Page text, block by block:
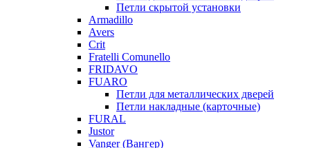
Петли скрытой установки
Armadillo
Avers
Crit
Fratelli Comunello
FRIDAVO
FUARO
Петли для металлических дверей
Петли накладные (карточные)
FURAL
Justor
Vanger (Вангер)